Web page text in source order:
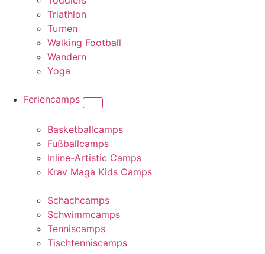
Triathlon
Turnen
Walking Football
Wandern
Yoga
Feriencamps
Basketballcamps
Fußballcamps
Inline-Artistic Camps
Krav Maga Kids Camps
Schachcamps
Schwimmcamps
Tenniscamps
Tischtenniscamps